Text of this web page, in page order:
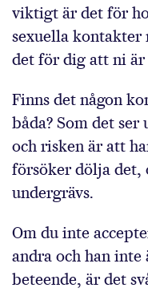
viktigt är det för
sexuella kontakter
det för dig att ni är
Finns det någon
båda? Som det
och risken är att
försöker dölja
undergrävs.
Om du inte
andra och han
beteende, är det